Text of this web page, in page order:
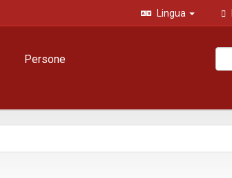
Lingua
Persone